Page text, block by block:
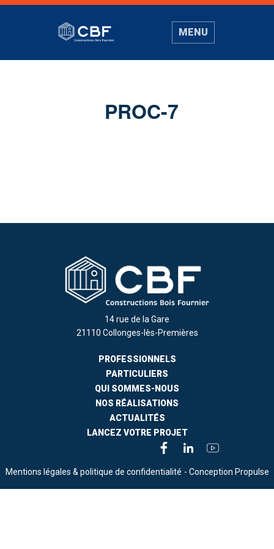
MENU
PROC-7
14 rue de la Gare
21110 Collonges-lès-Premières
PROFESSIONNELS
PARTICULIERS
QUI SOMMES-NOUS
NOS RÉALISATIONS
ACTUALITÉS
LANCEZ VOTRE PROJET
Mentions légales & politique de confidentialité - Conception Propulse